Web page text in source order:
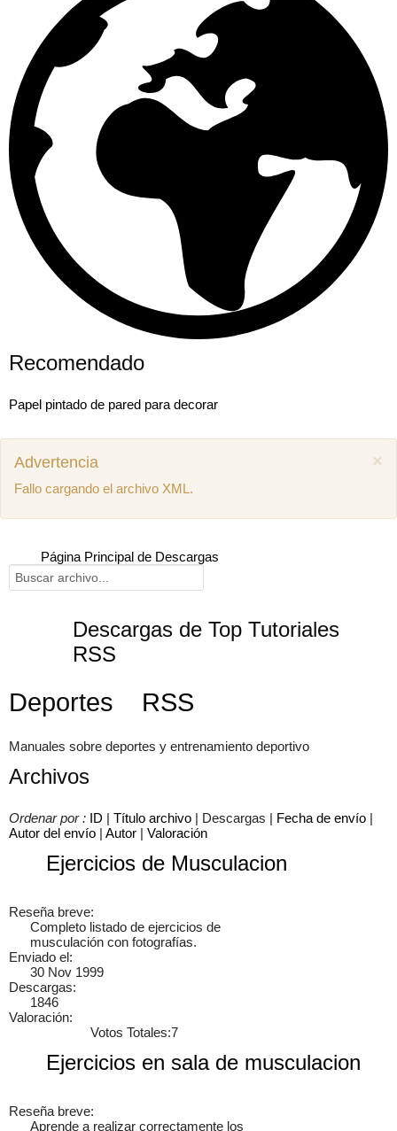
Juan miguel Como puedo descargar el manual de mecánica
Recomendado
Papel pintado de pared para decorar
×
Advertencia
Fallo cargando el archivo XML.
Página Principal de Descargas
Descargas de Top Tutoriales
RSS
Deportes RSS
Manuales sobre deportes y entrenamiento deportivo
Archivos
Ordenar por : ID | Título archivo | Descargas | Fecha de envío |
Autor del envío | Autor | Valoración
Ejercicios de Musculacion
Reseña breve:
Completo listado de ejercicios de
musculación con fotografías.
Enviado el:
30 Nov 1999
Descargas:
1846
Valoración:
Votos Totales:7
Ejercicios en sala de musculacion
Reseña breve:
Aprende a realizar correctamente los